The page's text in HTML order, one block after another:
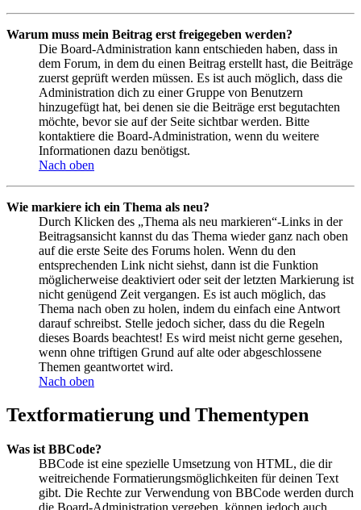
Warum muss mein Beitrag erst freigegeben werden?
Die Board-Administration kann entschieden haben, dass in
dem Forum, in dem du einen Beitrag erstellt hast, die Beiträge
zuerst geprüft werden müssen. Es ist auch möglich, dass die
Administration dich zu einer Gruppe von Benutzern
hinzugefügt hat, bei denen sie die Beiträge erst begutachten
möchte, bevor sie auf der Seite sichtbar werden. Bitte
kontaktiere die Board-Administration, wenn du weitere
Informationen dazu benötigst.
Nach oben
Wie markiere ich ein Thema als neu?
Durch Klicken des „Thema als neu markieren“-Links in der
Beitragsansicht kannst du das Thema wieder ganz nach oben
auf die erste Seite des Forums holen. Wenn du den
entsprechenden Link nicht siehst, dann ist die Funktion
möglicherweise deaktiviert oder seit der letzten Markierung ist
nicht genügend Zeit vergangen. Es ist auch möglich, das
Thema nach oben zu holen, indem du einfach eine Antwort
darauf schreibst. Stelle jedoch sicher, dass du die Regeln
dieses Boards beachtest! Es wird meist nicht gerne gesehen,
wenn ohne triftigen Grund auf alte oder abgeschlossene
Themen geantwortet wird.
Nach oben
Textformatierung und Thementypen
Was ist BBCode?
BBCode ist eine spezielle Umsetzung von HTML, die dir
weitreichende Formatierungsmöglichkeiten für deinen Text
gibt. Die Rechte zur Verwendung von BBCode werden durch